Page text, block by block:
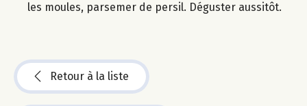
les moules, parsemer de persil. Déguster aussitôt.
Retour à la liste